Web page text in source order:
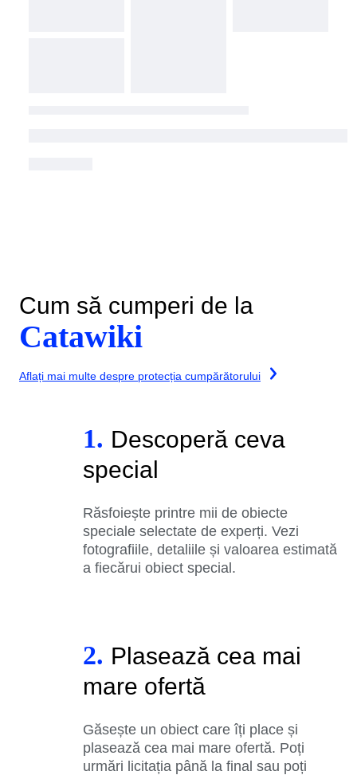
Cum să cumperi de la
Catawiki
Aflați mai multe despre protecția cumpărătorului
1. Descoperă ceva
special
Răsfoiește printre mii de obiecte
speciale selectate de experți. Vezi
fotografiile, detaliile și valoarea estimată
a fiecărui obiect special.
2. Plasează cea mai
mare ofertă
Găsește un obiect care îți place și
plasează cea mai mare ofertă. Poți
urmări licitația până la final sau poți